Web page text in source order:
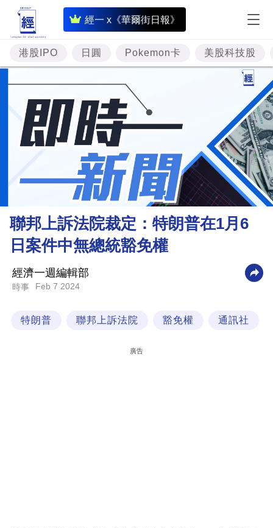
經一 x《華爾街日報》
即
時
財
經
專
題
投
資
樓
市
財
商
業
科
港股IPO 日圓 Pokemon卡 美股科技股
聯邦上訴法院裁定：特朗普在1月6
日案件中無總統豁免權
經濟一週編輯部
時事 Feb 7 2024
特朗普 聯邦上訴法院 豁免權 通訊社
廣告